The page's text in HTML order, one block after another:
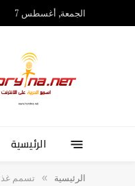
الجمعة, أغسطس 7
الرئيسية
الرئيسية » تسمم